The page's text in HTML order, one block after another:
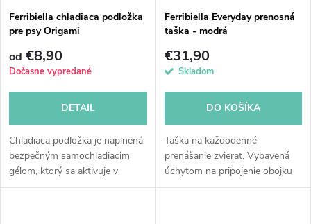
Ferribiella chladiaca podložka
pre psy Origami
od €8,90
Dočasne vypredané
DETAIL
Chladiaca podložka je naplnená
bezpečným samochladiacim
gélom, ktorý sa aktivuje v
okamihu, keď si zviera ľahne na
Ferribiella Everyday prenosná
taška - modrá
€31,90
Skladom
DO KOŠÍKA
Taška na každodenné
prenášanie zvierat. Vybavená
úchytom na pripojenie obojku
zvnútra tašky (zabráni